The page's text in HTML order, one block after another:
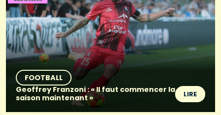
FOOTBALL
Geoffrey Franzoni : « Il faut commencer la
saison maintenant »
LIRE